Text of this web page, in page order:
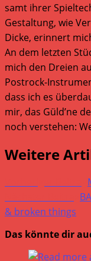
samt ihrer
Gestaltung, wie
Dicke, erinnert
An dem letzten
mich den Dreien
Postrock-
dass ich es
mir, das Güld’ne
noch verstehen:
Weitere
& broken things
Das könnte dir